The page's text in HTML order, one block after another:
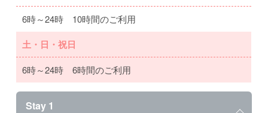
6時～24時 10時間のご利用
土・日・祝日
6時～24時 6時間のご利用
Stay 1